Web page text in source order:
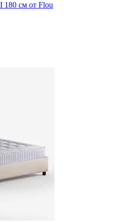
см от Flou